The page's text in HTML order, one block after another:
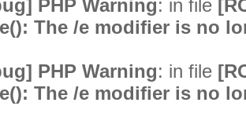
PHP Warning: in file
The /e modifier is no
PHP Warning: in file
The /e modifier is no